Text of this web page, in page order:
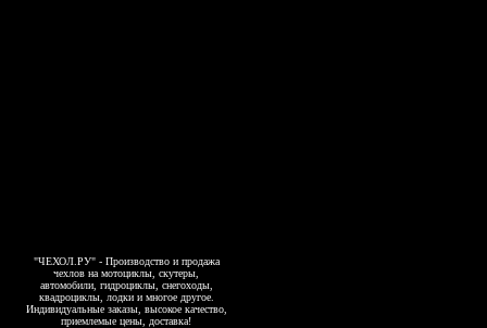
"ЧЕХОЛ.РУ" - Производство и продажа
чехлов на мотоциклы, скутеры,
автомобили, гидроциклы, снегоходы,
квадроциклы, лодки и многое другое.
Индивидуальные заказы, высокое качество,
приемлемые цены, доставка!